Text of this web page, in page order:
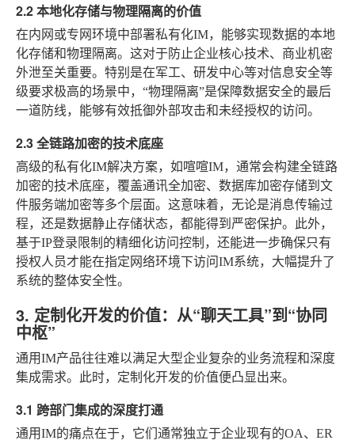
2.2 本地化存储与物理隔离的价值
在内网或专网环境中部署私有化IM，能够实现数据的本地
化存储和物理隔离。这对于防止企业核心技术、商业机密
外泄至关重要。特别是在军工、研发中心等对信息安全等
级要求极高的场景中，“物理隔离”是保障数据安全的最后
一道防线，能够有效抵御外部攻击和未经授权的访问。
2.3 全链路加密的技术底座
高级的私有化IM解决方案，如喧喧IM，通常会构建全链路
加密的技术底座，覆盖通讯全加密、数据库加密存储到文
件服务端加密等多个层面。这意味着，无论是消息传输过
程，还是数据静止存储状态，都能得到严密保护。此外，
基于IP登录限制的精细化访问控制，还能进一步确保只有
授权人员才能在指定网络环境下访问IM系统，大幅提升了
系统的整体安全性。
3. 定制化开发的价值：从“聊天工具”到“协同
中枢”
通用IM产品往往难以满足大型企业复杂的业务流程和深度
集成需求。此时，定制化开发的价值便凸显出来。
3.1 跨部门集成的深度打通
通用IM的痛点在于，它们通常独立于企业现有的OA、ER